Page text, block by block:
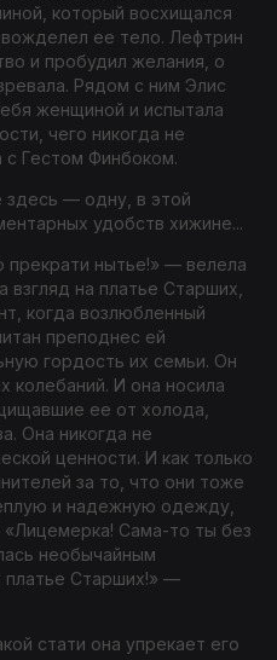
который восхищался
ее тело. Лефтрин
и пробудил желания, о
Рядом с ним Элис
женщиной и испытала
чего никогда не
с Гестом Финбоком.
здесь — одну, в этой
удобств хижине...
прекрати нытье!» — велела
взгляд на платье Старших,
когда возлюбленный
преподнес ей
гордость их семьи. Он
колебаний. И она носила
ее от холода,
Она никогда не
ценности. И как только
за то, что они тоже
и надежную одежду,
«Лицемерка! Сама-то ты без
необычайным
платье Старших!» —
стати она упрекает его